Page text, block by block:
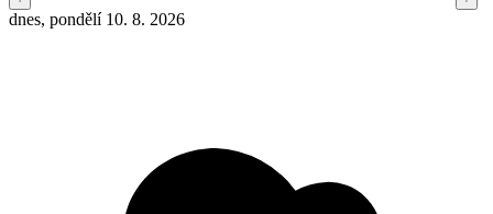
dnes, pondělí 10. 8. 2026